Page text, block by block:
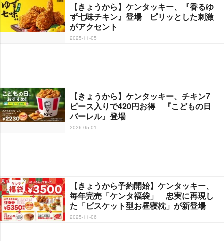
【きょうから】ケンタッキー、『香るゆ
ず七味チキン』登場 ピリッとした刺激
がアクセント
2025-11-05
【きょうから】ケンタッキー、チキン7
ピース入りで420円お得 『こどもの日
バーレル』登場
2026-05-01
【きょうから予約開始】ケンタッキー、
毎年完売「ケンタ福袋」 忠実に再現し
た「ビスケット型お昼寝枕」が新登場
2025-11-06